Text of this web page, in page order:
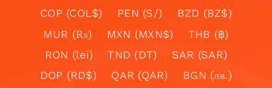
COP (COL$)
PEN (S/)
BZD (BZ$)
MUR (₨)
MXN (MXN$)
THB (฿)
RON (lei)
TND (DT)
SAR (SAR)
DOP (RD$)
QAR (QAR)
BGN (лв.)